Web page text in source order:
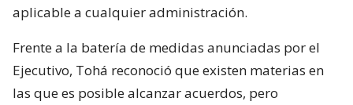
aplicable a cualquier administración.
Frente a la batería de medidas anunciadas por el
Ejecutivo, Tohá reconoció que existen materias en
las que es posible alcanzar acuerdos, pero